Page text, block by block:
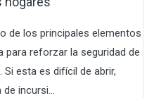
de los principales elementos
para reforzar la seguridad de
esta es difícil de abrir,
incursi...